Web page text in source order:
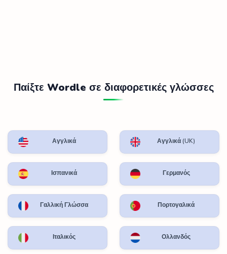
Παίξτε Wordle σε διαφορετικές γλώσσες
Αγγλικά Αγγλικά (UK)
Ισπανικά Γερμανός
Γαλλική Γλώσσα Πορτογαλικά
Ιταλικός Ολλανδός